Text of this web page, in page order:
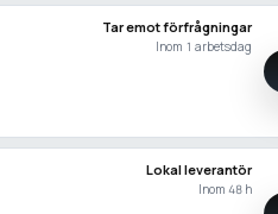
Tar emot förfrågningar
Inom 1 arbetsdag
Lokal leverantör
Inom 48 h